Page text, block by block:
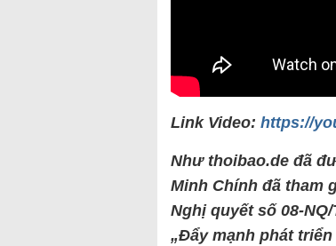
Link Video: https://
Như thoibao.de đã
Minh Chính đã tham
Nghị quyết số 08-
„Đẩy mạnh phát